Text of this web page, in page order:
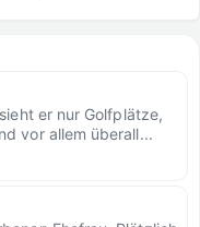
er nur Golfplätze,
vor allem überall...